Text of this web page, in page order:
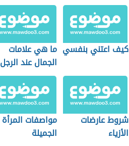
كيف اعتني بنفسي ما هي علامات
الجمال عند الرجل
شروط عارضات
الأزياء
مواصفات المرأة
الجميلة